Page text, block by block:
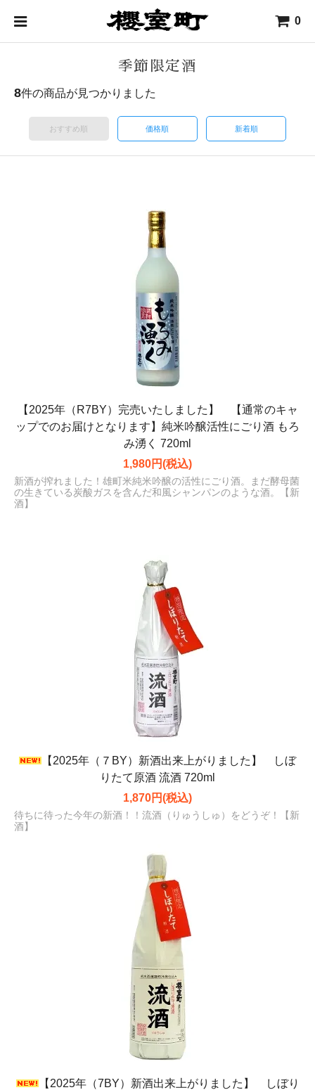
0
季節限定酒
8件の商品が見つかりました
おすすめ順 価格順 新着順
【2025年（R7BY）完売いたしました】 【通常のキャ
ップでのお届けとなります】純米吟醸活性にごり酒 もろ
み湧く 720ml
1,980円(税込)
新酒が搾れました！雄町米純米吟醸の活性にごり酒。まだ酵母菌
の生きている炭酸ガスを含んだ和風シャンパンのような酒。【新
酒】
【2025年（７BY）新酒出来上がりました】 しぼ
りたて原酒 流酒 720ml
1,870円(税込)
待ちに待った今年の新酒！！流酒（りゅうしゅ）をどうぞ！【新
酒】
【2025年（7BY）新酒出来上がりました】 しぼり